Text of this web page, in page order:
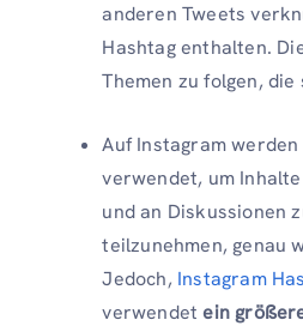
anderen Tweets
Hashtag enthalten.
Themen zu folgen,
Auf Instagram werden
verwendet, um
und an Diskussionen
teilzunehmen, genau
Jedoch, Instagram
verwendet ein